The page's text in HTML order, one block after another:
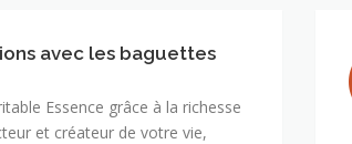
avec les baguettes
Essence grâce à la richesse
et créateur de votre vie,